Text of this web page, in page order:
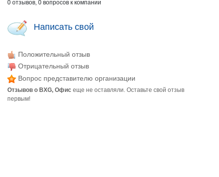
0 отзывов, 0 вопросов к компании
Написать свой
Положительный отзыв
Отрицательный отзыв
Вопрос представителю организации
Отзывов о BXG, Офис еще не оставляли. Оставьте свой отзыв
первым!